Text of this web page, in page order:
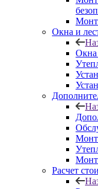
Окна и
Окна
Расчет